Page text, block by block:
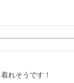
れそうです！